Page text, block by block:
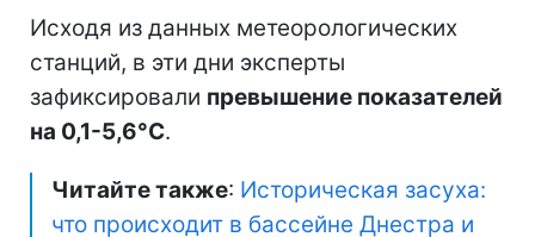
Исходя из данных метеорологических
станций, в эти дни эксперты
зафиксировали превышение показателей
на 0,1-5,6°C.
Читайте также: Историческая засуха:
что происходит в бассейне Днестра и